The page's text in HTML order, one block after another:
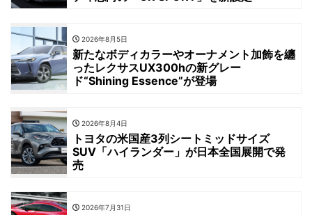
2026年8月5日
新たなボディカラーやオーナメント加飾を纏
ったレクサスUX300hの新グレー
ド“Shining Essence”が登場
2026年8月4日
トヨタの米国産3列シートミッドサイズ
SUV「ハイランダー」が日本全国展開で発
売
2026年7月31日